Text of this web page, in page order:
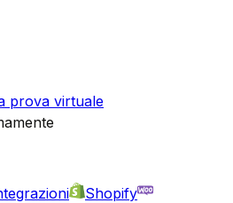
prova virtuale
Shopify